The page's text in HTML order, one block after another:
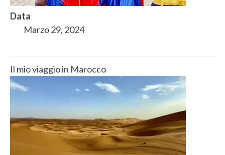
Data
Marzo 29, 2024
Il mio viaggio in Marocco